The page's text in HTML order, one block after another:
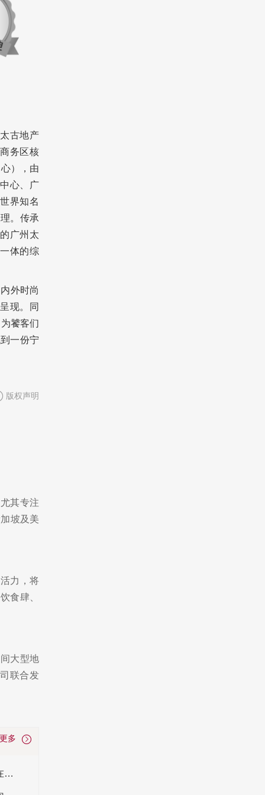
古地产
务区核
），由
心、广
界知名
。传承
广州太
体的综
外时尚
现。同
饕客们
一份宁
版权声明
其专注
坡及美
力，将
食肆、
大型地
联合发
多
2026中国购物中心企业TOP100名单 百强企业在营购物中心达3190个！